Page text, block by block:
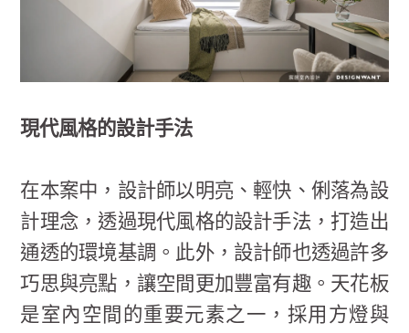
現代風格的設計手法
在本案中，設計師以明亮、輕快、俐落為設
計理念，透過現代風格的設計手法，打造出
通透的環境基調。此外，設計師也透過許多
巧思與亮點，讓空間更加豐富有趣。天花板
是室內空間的重要元素之一，採用方燈與